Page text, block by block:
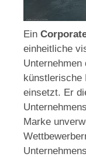
Ein
einheitliche
künstlerische
einsetzt. Er
Marke